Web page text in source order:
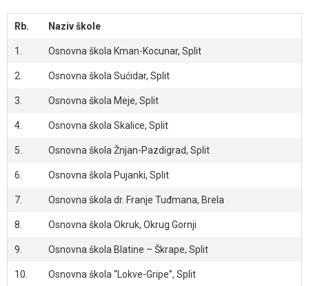
Rb. Naziv škole
1. Osnovna škola Kman-Kocunar, Split
2. Osnovna škola Sućidar, Split
3. Osnovna škola Meje, Split
4. Osnovna škola Skalice, Split
5. Osnovna škola Žnjan-Pazdigrad, Split
6. Osnovna škola Pujanki, Split
7. Osnovna škola dr. Franje Tuđmana, Brela
8. Osnovna škola Okruk, Okrug Gornji
9. Osnovna škola Blatine – Škrape, Split
10. Osnovna škola “Lokve-Gripe”, Split